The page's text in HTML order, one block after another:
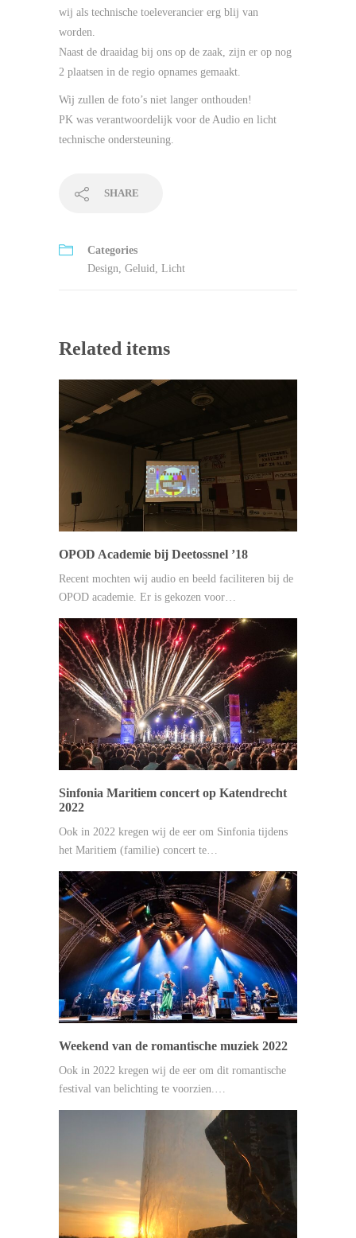
wij als technische toeleverancier erg blij van
worden.
Naast de draaidag bij ons op de zaak, zijn er op nog
2 plaatsen in de regio opnames gemaakt.
Wij zullen de foto’s niet langer onthouden!
PK was verantwoordelijk voor de Audio en licht
technische ondersteuning.
SHARE
Categories
Design, Geluid, Licht
Related items
OPOD Academie bij Deetossnel ’18
Recent mochten wij audio en beeld faciliteren bij de
OPOD academie. Er is gekozen voor…
Sinfonia Maritiem concert op Katendrecht
2022
Ook in 2022 kregen wij de eer om Sinfonia tijdens
het Maritiem (familie) concert te…
Weekend van de romantische muziek 2022
Ook in 2022 kregen wij de eer om dit romantische
festival van belichting te voorzien.…